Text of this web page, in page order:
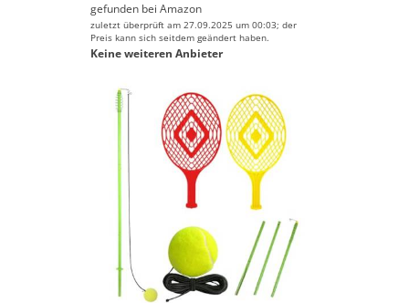
gefunden bei Amazon
zuletzt überprüft am 27.09.2025 um 00:03; der
Preis kann sich seitdem geändert haben.
Keine weiteren Anbieter